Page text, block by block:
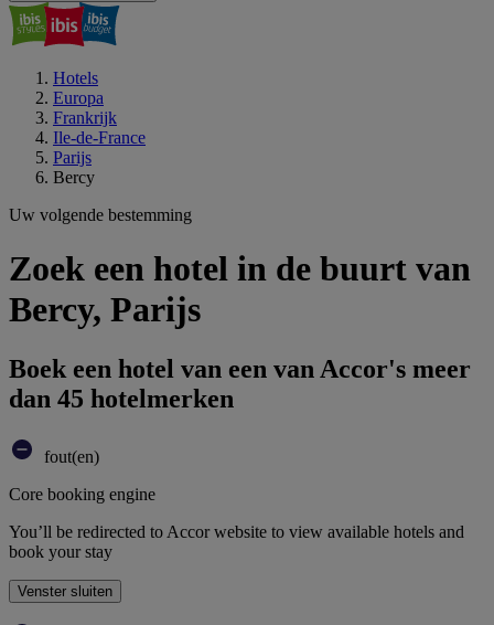
Hotels
Europa
Frankrijk
Ile-de-France
Parijs
Bercy
Uw volgende bestemming
Zoek een hotel in de buurt van
Bercy, Parijs
Boek een hotel van een van Accor's meer
dan 45 hotelmerken
fout(en)
Core booking engine
You’ll be redirected to Accor website to view available hotels and
book your stay
Venster sluiten